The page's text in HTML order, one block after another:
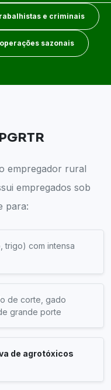
e criminais
sazonais
empregador rural
empregados sob
para:
trigo) com intensa
de corte, gado
grande porte
de agrotóxicos